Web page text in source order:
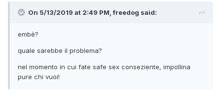
On 5/13/2019 at 2:49 PM, freedog said:
embè?
quale sarebbe il problema?
nel momento in cui fate safe sex conseziente, impollina
pure chi vuoi!